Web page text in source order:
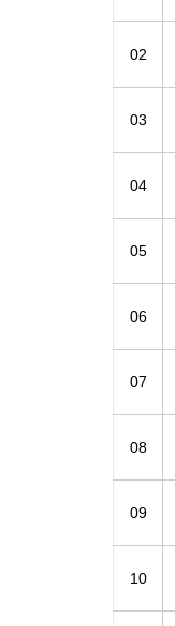
02
03
04
05
06
07
08
09
10